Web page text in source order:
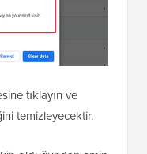
tıklayın ve
temizleyecektir.